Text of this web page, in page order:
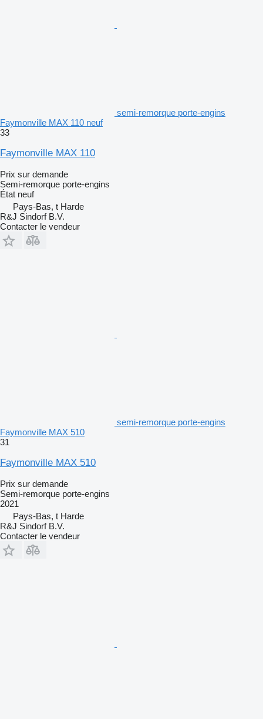
semi-remorque porte-engins
Faymonville MAX 110 neuf
33
Faymonville MAX 110
Prix sur demande
Semi-remorque porte-engins
État neuf
Pays-Bas, t Harde
R&J Sindorf B.V.
Contacter le vendeur
semi-remorque porte-engins
Faymonville MAX 510
31
Faymonville MAX 510
Prix sur demande
Semi-remorque porte-engins
2021
Pays-Bas, t Harde
R&J Sindorf B.V.
Contacter le vendeur